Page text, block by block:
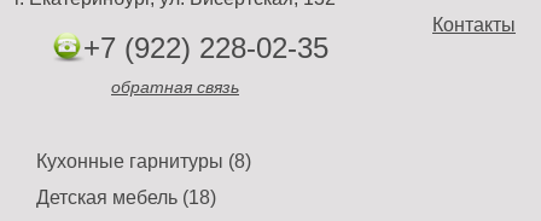
Контакты
+7 (922) 228-02-35
обратная связь
Кухонные гарнитуры (8)
Детская мебель (18)